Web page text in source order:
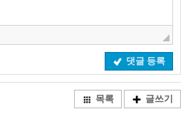
댓글 등록
목록 글쓰기